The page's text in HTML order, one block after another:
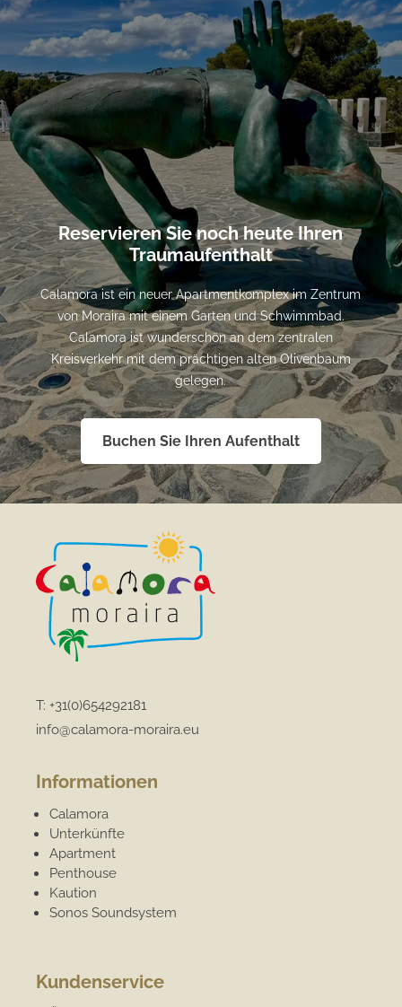
Reservieren Sie noch heute Ihren
Traumaufenthalt
Calamora ist ein neuer Apartmentkomplex im Zentrum
von Moraira mit einem Garten und Schwimmbad.
Calamora ist wunderschön an dem zentralen
Kreisverkehr mit dem prächtigen alten Olivenbaum
gelegen.
Buchen Sie Ihren Aufenthalt
T:+31(0)654292181
info@calamora-moraira.eu
Informationen
Calamora
Unterkünfte
Apartment
Penthouse
Kaution
Sonos Soundsystem
Kundenservice